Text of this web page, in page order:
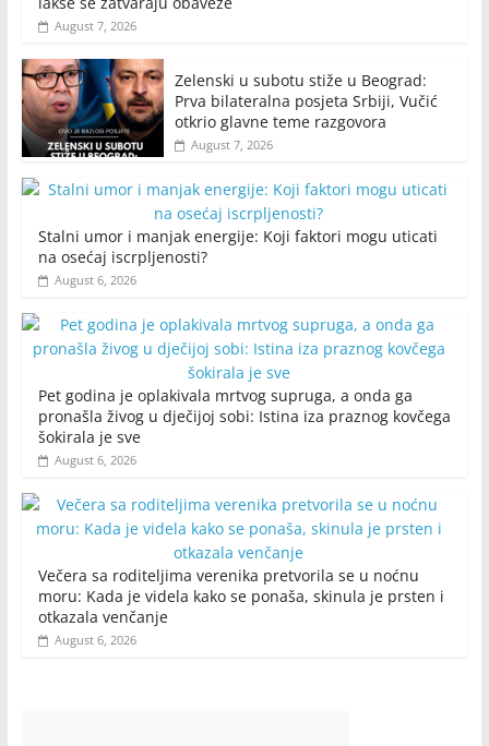
August 7, 2026
Zelenski u subotu stiže u Beograd:
Prva bilateralna posjeta Srbiji, Vučić
otkrio glavne teme razgovora
August 7, 2026
Stalni umor i manjak energije: Koji faktori mogu uticati
na osećaj iscrpljenosti?
August 6, 2026
Pet godina je oplakivala mrtvog supruga, a onda ga
pronašla živog u dječijoj sobi: Istina iza praznog kovčega
šokirala je sve
August 6, 2026
Večera sa roditeljima verenika pretvorila se u noćnu
moru: Kada je videla kako se ponaša, skinula je prsten i
otkazala venčanje
August 6, 2026